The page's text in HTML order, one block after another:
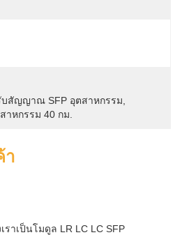
บสัญญาณ SFP อุตสาหกรรม
หกรรม 40 กม.
า
ราเป็นโมดูล LR LC LC SFP